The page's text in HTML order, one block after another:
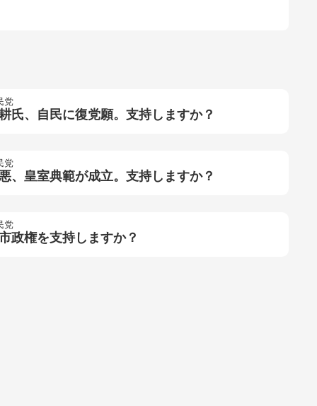
党
氏、自民に復党願。支持しますか？
党
、皇室典範が成立。支持しますか？
党
政権を支持しますか？